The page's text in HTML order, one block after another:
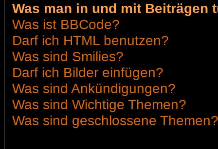
Was man in und mit Beiträgen
Was ist BBCode?
Darf ich HTML benutzen?
Was sind Smilies?
Darf ich Bilder einfügen?
Was sind Ankündigungen?
Was sind Wichtige Themen?
Was sind geschlossene Themen?